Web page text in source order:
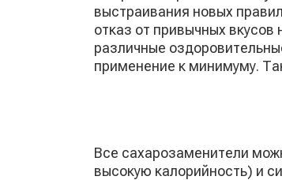
выстраивания новых
отказ от привычных
различные
применение к минимуму.
Все сахарозаменители
высокую калорийность) и